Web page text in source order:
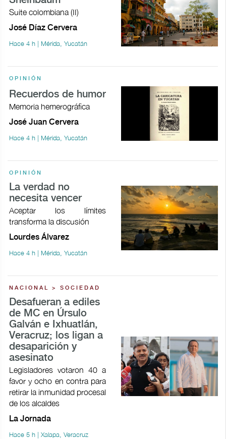
Suite colombiana (II)
José Díaz Cervera
Hace 4 h | Mérida, Yucatán
OPINIÓN
Recuerdos de humor
Memoria hemerográfica
José Juan Cervera
Hace 4 h | Mérida, Yucatán
OPINIÓN
La verdad no
necesita vencer
Aceptar los límites
transforma la discusión
Lourdes Álvarez
Hace 4 h | Mérida, Yucatán
NACIONAL > SOCIEDAD
Desafueran a ediles
de MC en Úrsulo
Galván e Ixhuatlán,
Veracruz; los ligan a
desaparición y
asesinato
Legisladores votaron 40 a
favor y ocho en contra para
retirar la inmunidad procesal
de los alcaldes
La Jornada
Hace 5 h | Xalapa, Veracruz